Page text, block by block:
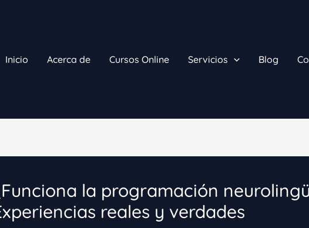
Inicio Acerca de Cursos Online Servicios Blog
la programación
reales y verdades